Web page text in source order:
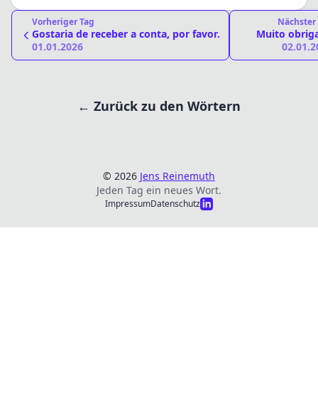
Vorheriger Tag
Gostaria de receber a conta, por favor.
01.01.2026
Nächster
Muito
← Zurück zu den Wörtern
© 2026 Jens Reinemuth
Jeden Tag ein neues Wort.
ImpressumDatenschutz